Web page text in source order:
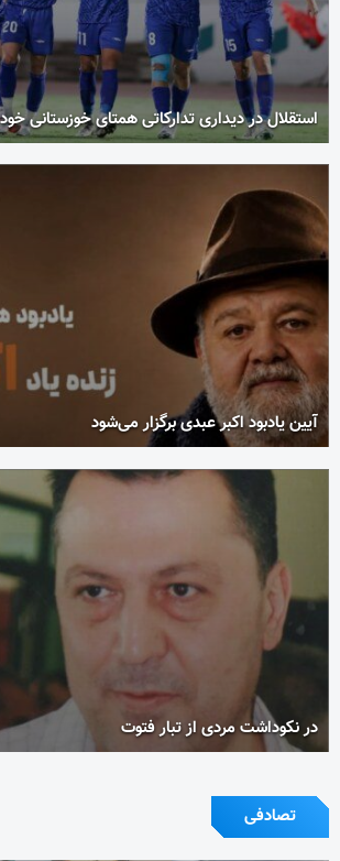
استقلال در دیداری تدارکاتی همتای خوزستانی
آیین یادبود اکبر عبدی برگزار می‌شود
در نکوداشت مردی از تبار فتوت
تصادفی